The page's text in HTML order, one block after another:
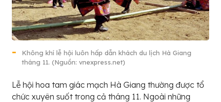
Không khí lễ hội luôn hấp dẫn khách du lịch Hà Giang
tháng 11. (Nguồn: vnexpress.net)
Lễ hội hoa tam giác mạch Hà Giang thường được tổ
chức xuyên suốt trong cả tháng 11. Ngoài những